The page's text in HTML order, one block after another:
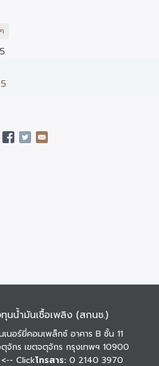
นน้ำมันเชื้อเพลิง (สกนช.)
นอร์ยี่คอมเพล็กซ์ อาคาร B ชั้น 11
จักร เขตจตุจักร กรุงเทพฯ 10900
<-- Clickโทรสาร: 0 2140 3970